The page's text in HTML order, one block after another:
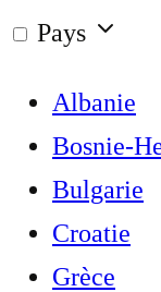
Pays
Albanie
Bosnie-
Bulgarie
Croatie
Grèce